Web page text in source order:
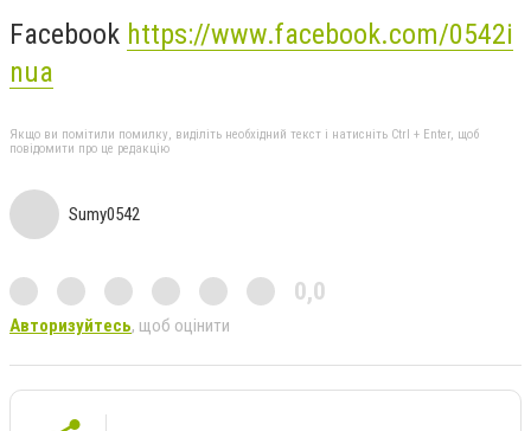
Facebook https://www.facebook.com/0542i
nua
Якщо ви помітили помилку, виділіть необхідний текст і натисніть Ctrl + Enter, щоб
повідомити про це редакцію
Sumy0542
0,0
Авторизуйтесь, щоб оцінити